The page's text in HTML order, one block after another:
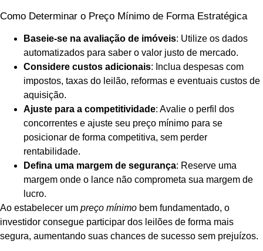
Como Determinar o Preço Mínimo de Forma Estratégica
Baseie-se na avaliação de imóveis: Utilize os dados
automatizados para saber o valor justo de mercado.
Considere custos adicionais: Inclua despesas com
impostos, taxas do leilão, reformas e eventuais custos de
aquisição.
Ajuste para a competitividade: Avalie o perfil dos
concorrentes e ajuste seu preço mínimo para se
posicionar de forma competitiva, sem perder
rentabilidade.
Defina uma margem de segurança: Reserve uma
margem onde o lance não comprometa sua margem de
lucro.
Ao estabelecer um preço mínimo bem fundamentado, o
investidor consegue participar dos leilões de forma mais
segura, aumentando suas chances de sucesso sem prejuízos.